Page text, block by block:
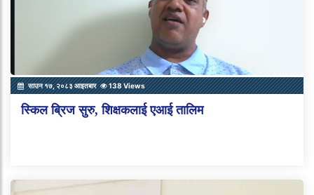
साउन १७, २०८३ आइतबार 138 Views
स्किल ब्रिज सुरु, शिक्षकलाई एआई तालिम